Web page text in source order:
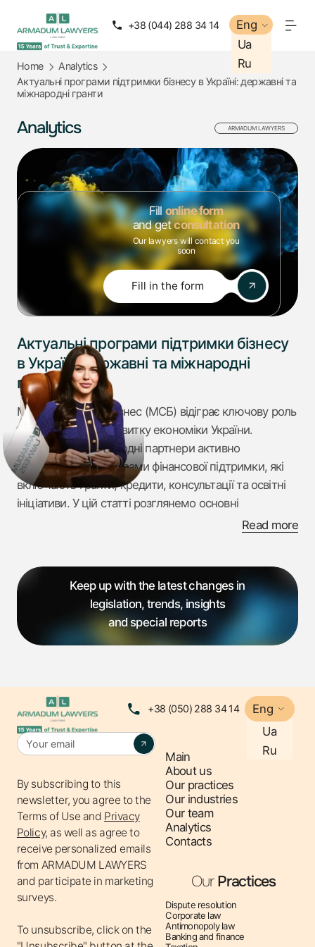
+38 (044) 288 34 14
Eng
Ua
Ru
+38 (050) 288 34 14
Eng
Ua
Ru
Home
Analytics
Актуальні програми підтримки бізнесу в Україні: державні та
міжнародні гранти
Analytics ARMADUM LAWYERS
Fillonline form
and getconsultation
Our lawyers will contact you
soon
Fill in the form
Актуальні програми підтримки бізнесу
в Україні: державні та міжнародні
гранти
Малий і середній бізнес (МСБ) відіграє ключову роль
у відновленні та розвитку економіки України.
Держава та міжнародні партнери активно
впроваджують програми фінансової підтримки, які
включають гранти, кредити, консультації та освітні
ініціативи. У цій статті розглянемо основні
можливості, якими можуть скористатися підприємці
Державна ініціатива «єРобота»:
12 мільярдів гривень у розвиток
МСБ
Програма«єРобота» – це комплексна державна
Мікрогранти на відкриття бізнесу
Гранти для переробних підприємств
Підтримка садівництва та тепличного
господарства
Гранти на створення IT-стартапів та навчання
IT-фахівців
Фінансування для ветеранів та членів їхніх
сімей
Освітні можливості для підприємців
У 2024–2025 роках у межах цієї програми було
інвестовано близько
25 тисяч підприємців
офіційною інформацією,близько 75% цих коштів
Read more
Keep up with the latest changes in
legislation, trends, insights
and special reports
+38 (050) 288 34 14
Eng
Ua
Ru
By subscribing to this
newsletter, you agree to the
Terms of Useand Privacy
Policy, as well as agree to
receive personalized emails
from ARMADUM LAWYERS
and participate in marketing
surveys.
To unsubscribe, click on the
Main
About us
Our practices
Our industries
Our team
Analytics
Contacts
OurPractices
Dispute resolution
Corporate law
Antimonopoly law
Banking and finance